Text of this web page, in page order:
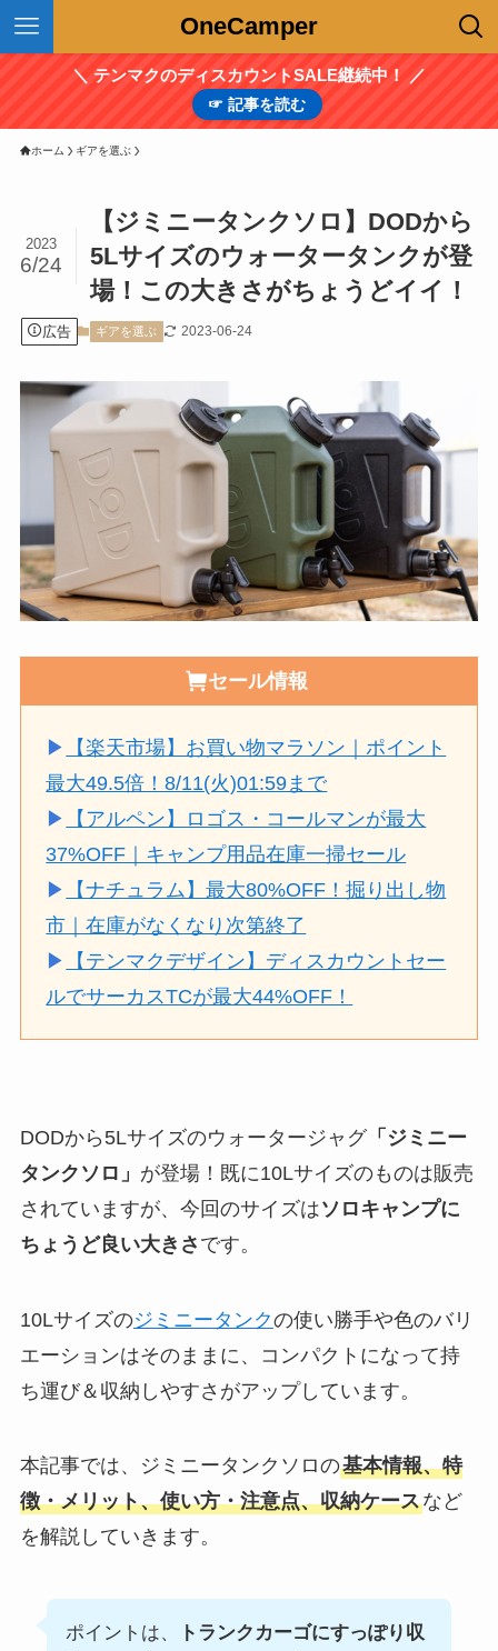
OneCamper
＼ テンマクのディスカウントSALE継続中！ ／
☞ 記事を読む
ホーム ギアを選ぶ
【ジミニータンクソロ】DODから
5Lサイズのウォータータンクが登
場！この大きさがちょうどイイ！
2023
6/24
広告 ギアを選ぶ 2023-06-24
セール情報
▶
【楽天市場】お買い物マラソン｜ポイント
最大49.5倍！8/11(火)01:59まで
▶
【アルペン】ロゴス・コールマンが最大
37%OFF｜キャンプ用品在庫一掃セール
▶
【ナチュラム】最大80%OFF！掘り出し物
市｜在庫がなくなり次第終了
▶
【テンマクデザイン】ディスカウントセー
ルでサーカスTCが最大44%OFF！
DODから5Lサイズのウォータージャグ「ジミニー
タンクソロ」 が登場！既に10Lサイズのものは販売
されていますが、今回のサイズはソロキャンプに
ちょうど良い大きさ です。
10Lサイズのジミニータンクの使い勝手や色のバリ
エーションはそのままに、コンパクトになって持
ち運び＆収納しやすさがアップしています。
本記事では、ジミニータンクソロの基本情報、特
徴・メリット、使い方・注意点、収納ケースなど
を解説していきます。
ポイントは、
トランクカーゴにすっぽり収